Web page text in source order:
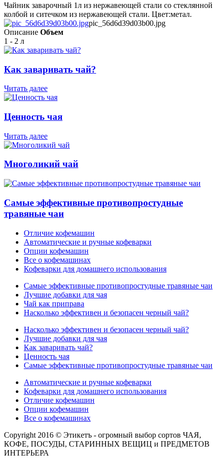
Чайник заварочный 1л из нержавеющей стали со стеклянной
колбой и ситечком из нержавеющей стали. Цвет:метал.
pic_56d6d39d03b00.jpg
Описание Объем
1 - 2 л
Как заваривать чай?
Читать далее
Ценность чая
Читать далее
Многоликий чай
Самые эффективные противопростудные
травяные чаи
Отличие кофемашин
Автоматические и ручные кофеварки
Опции кофемашин
Все о кофемашинах
Кофеварки для домашнего использования
Самые эффективные противопростудные травяные чаи
Лучшие добавки для чая
Чай как приправа
Насколько эффективен и безопасен черный чай?
Насколько эффективен и безопасен черный чай?
Лучшие добавки для чая
Как заваривать чай?
Ценность чая
Самые эффективные противопростудные травяные чаи
Автоматические и ручные кофеварки
Кофеварки для домашнего использования
Отличие кофемашин
Опции кофемашин
Все о кофемашинах
Copyright 2016 © Этикетъ - огромный выбор сортов ЧАЯ,
КОФЕ, ПОСУДЫ, СТАРИННЫХ ВЕЩИЦ и ПРЕДМЕТОВ
ИНТЕРЬЕРА